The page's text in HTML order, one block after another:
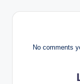
No comments